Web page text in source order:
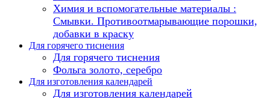
Химия и вспомогательные материалы :
Смывки. Противоотмарывающие порошки,
добавки в краску
Для горячего тиснения
Для горячего тиснения
Фольга золото, серебро
Для изготовления календарей
Для изготовления календарей